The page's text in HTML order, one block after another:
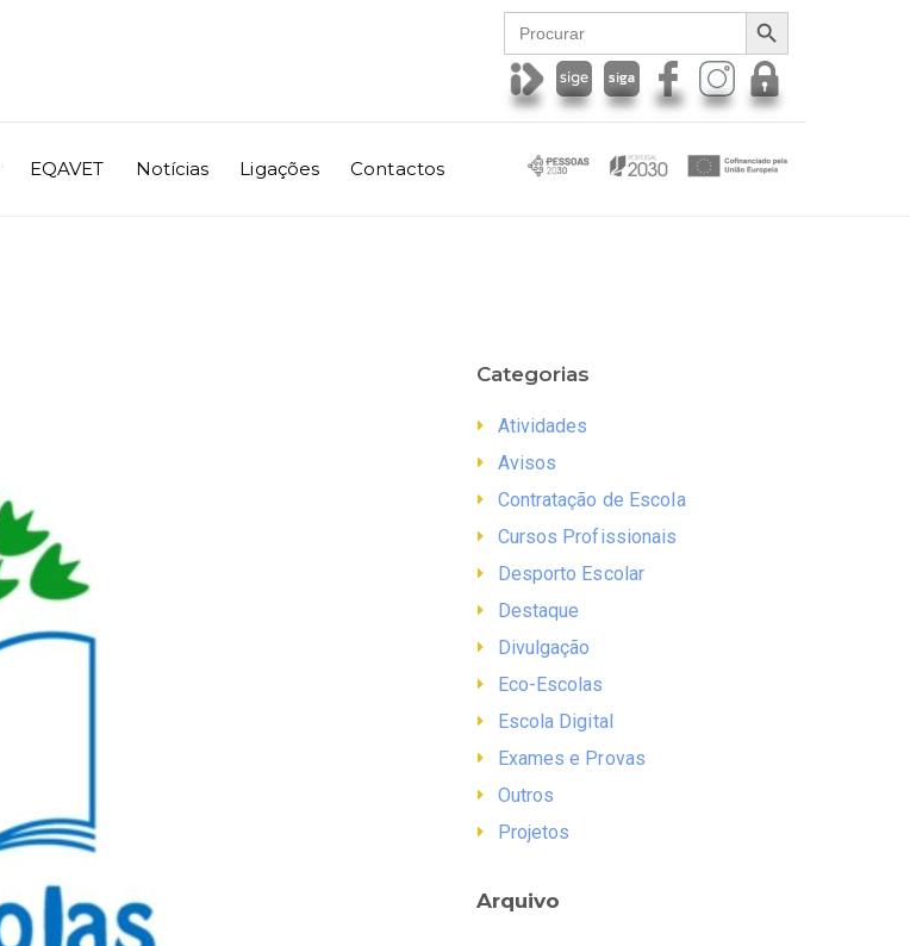
Search
for:
SEARCH BUTTON
EQAVET Notícias Ligações Contactos
Categorias
Atividades
Avisos
Contratação de Escola
Cursos Profissionais
Desporto Escolar
Destaque
Divulgação
Eco-Escolas
Escola Digital
Exames e Provas
Outros
Projetos
Arquivo